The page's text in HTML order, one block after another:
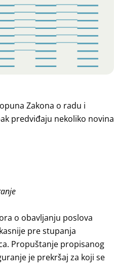
Zakona o radu i
predviđaju nekoliko novina
o obavljanju poslova
pre stupanja
Propuštanje propisanog
je prekršaj za koji se